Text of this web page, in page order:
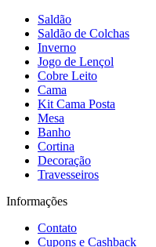
Saldão
Saldão de Colchas
Inverno
Jogo de Lençol
Cobre Leito
Cama
Kit Cama Posta
Mesa
Banho
Cortina
Decoração
Travesseiros
Informações
Contato
Cupons e Cashback